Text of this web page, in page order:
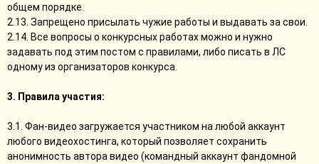
общем порядке.
2.13. Запрещено присылать чужие работы и выдавать за свои.
2.14. Все вопросы о конкурсных работах можно и нужно
задавать под этим постом с правилами, либо писать в ЛС
одному из организаторов конкурса.
3. Правила участия:
3.1. Фан-видео загружается участником на любой аккаунт
любого видеохостинга, который позволяет сохранить
анонимность автора видео (командный аккаунт фандомной